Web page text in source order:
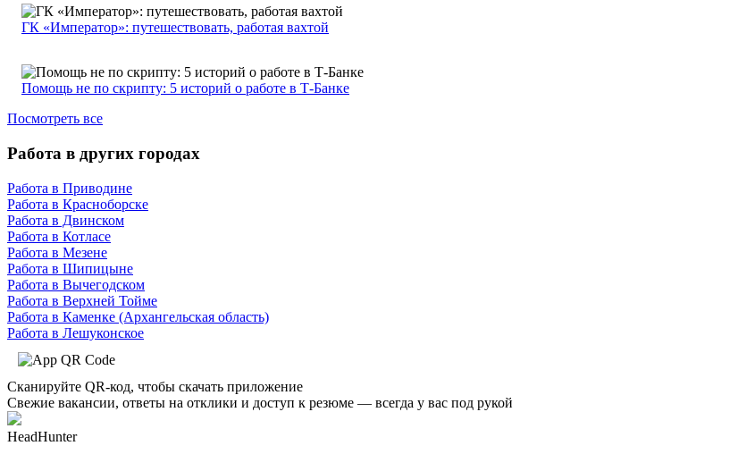
ГК «Император»: путешествовать, работая вахтой
Помощь не по скрипту: 5 историй о работе в Т-Банке
Посмотреть все
Работа в других городах
Работа в Приводине
Работа в Красноборске
Работа в Двинском
Работа в Котласе
Работа в Мезене
Работа в Шипицыне
Работа в Вычегодском
Работа в Верхней Тойме
Работа в Каменке (Архангельская область)
Работа в Лешуконское
Сканируйте QR-код, чтобы скачать приложение
Свежие вакансии, ответы на отклики и доступ к резюме — всегда у вас под рукой
HeadHunter